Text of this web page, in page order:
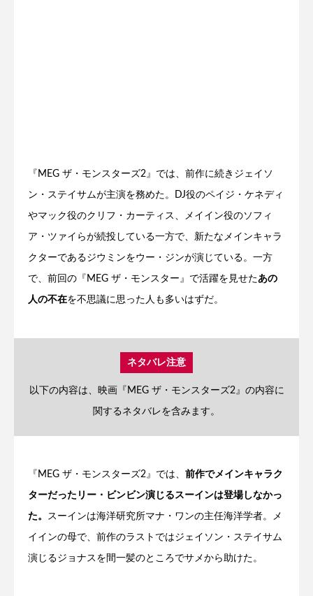
『MEG ザ・モンスターズ2』では、前作に続きジェイソ
ン・ステイサムが主演を務めた。DJ役のペイジ・ケネディ
やマック役のクリフ・カーティス、メイイン役のソフィ
ア・ツァイらが続投している一方で、新たなメインキャラ
クターであるジウミンをウー・ジンが演じている。一方
で、前回の『MEG ザ・モンスター』で活躍を見せたあの
人の不在を不思議に思った人も多いはずだ。
ネタバレ注意
以下の内容は、映画『MEG ザ・モンスターズ2』の内容に
関するネタバレを含みます。
『MEG ザ・モンスターズ2』では、 前作でメインキャラク
ターだったリー・ビンビン演じるスーインは登場しなかっ
た。 スーインは海洋研究所マナ・ワンの主任海洋学者。メ
イインの母で、前作のラストではジェイソン・ステイサム
演じるジョナスを間一髪のところでサメから助けた。